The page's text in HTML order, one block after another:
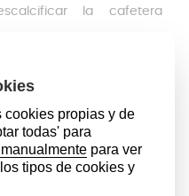
la cafetera
un buen café o una
modificar tanto el
e incluso llegar a
una limpieza de tu